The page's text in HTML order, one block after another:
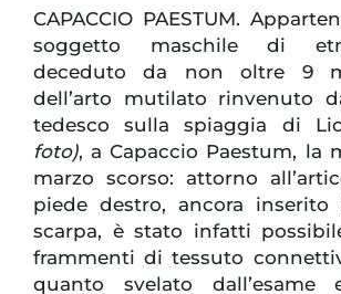
CAPACCIO PAESTUM.
soggetto maschile di
deceduto da non oltre 9
dell’arto mutilato rinvenuto
tedesco sulla spiaggia di
foto), a Capaccio Paestum, la
marzo scorso: attorno
piede destro, ancora
scarpa, è stato infatti
frammenti di tessuto
quanto svelato dall’esame